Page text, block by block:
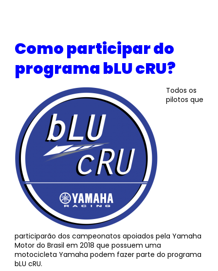
Como participar do
programa bLU cRU?
Todos os
pilotos que
participarão dos campeonatos apoiados pela Yamaha
Motor do Brasil em 2018 que possuem uma
motocicleta Yamaha podem fazer parte do programa
bLU cRU.